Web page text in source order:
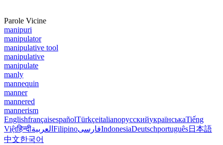
Parole Vicine
manipuri
manipulator
manipulative tool
manipulative
manipulate
manly
mannequin
manner
mannered
mannerism
EnglishfrançaisespañolTürkçeitalianoрусскийукраїнськаTiếng
Việtहिन्दीالعربية FilipinoفارسیIndonesiaDeutschportuguês日本語
中文한국어